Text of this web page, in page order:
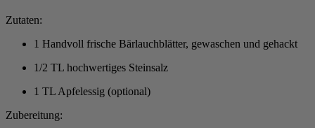
Zutaten:
1 Handvoll frische Bärlauchblätter, gewaschen und gehackt
1/2 TL hochwertiges Steinsalz
1 TL Apfelessig (optional)
Zubereitung: